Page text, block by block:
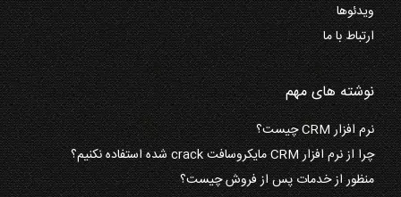
ویدئوها
ارتباط با ما
نوشته های مهم
نرم افزار CRM چیست؟
چرا از نرم افزار CRM مایکروسافت crack شده استفاده نکنیم؟
منظور از خدمات پس از فروش چیست؟